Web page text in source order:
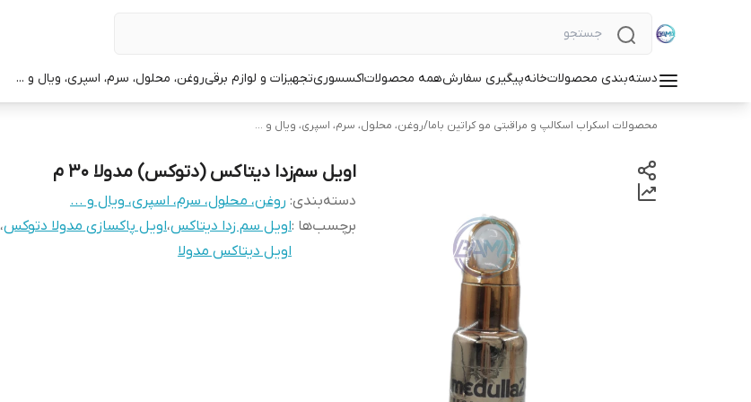
دسته‌بندی محصولاتخانهپیگیری سفارشهمه محصولاتاکسسوریتجهیزات و لوازم برقیروغن، محلول، سرم، اسپری، ویال و ...
محصولات اسکراب اسکالپ و مراقبتی مو کراتین باما/روغن، محلول، سرم، اسپری، ویال و ...
اویل سم‌زدا دیتاکس (دتوکس) مدولا ۳۰ م
دسته‌بندی: روغن، محلول، سرم، اسپری، ویال و ...
برچسب‌ها :اویل سم زدا دیتاکس،اویل پاکسازی مدولا دتوکس،
اویل دیتاکس مدولا